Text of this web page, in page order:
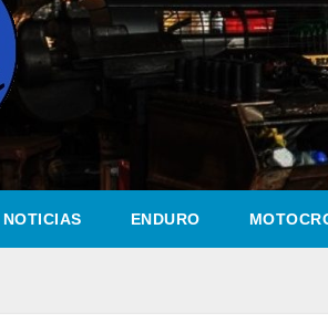
NOTICIAS ENDURO